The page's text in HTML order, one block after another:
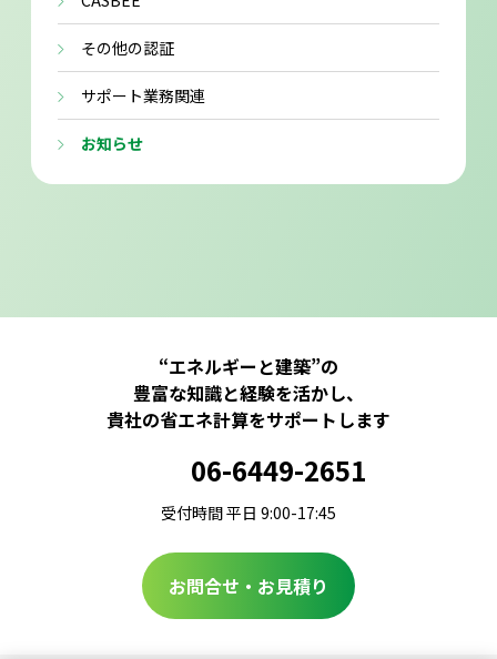
その他の認証
サポート業務関連
お知らせ
“エネルギーと建築”の
豊富な知識と経験を活かし、
貴社の省エネ計算をサポートします
06-6449-2651
受付時間 平日 9:00-17:45
お問合せ・お見積り